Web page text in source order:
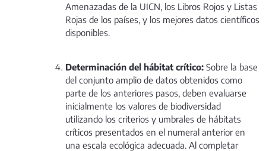
Amenazadas de la UICN, los Libros Rojos y Listas
Rojas de los países, y los mejores datos científicos
disponibles.
Determinación del hábitat crítico: Sobre la base
del conjunto amplio de datos obtenidos como
parte de los anteriores pasos, deben evaluarse
inicialmente los valores de biodiversidad
utilizando los criterios y umbrales de hábitats
críticos presentados en el numeral anterior en
una escala ecológica adecuada. Al completar